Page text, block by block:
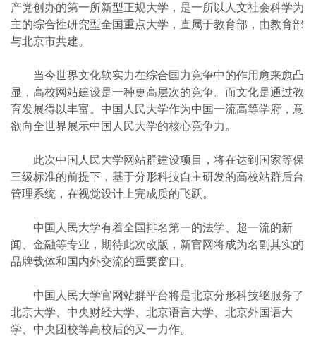
产党创办的第一所新型正规大学，是一所以人文社会科学为
主的综合性研究型全国重点大学，直属于教育部，由教育部
与北京市共建。
当今世界文化软实力在综合国力竞争中的作用愈来愈凸
显，高校网站建设是一种更高层次的竞争。而文化是通过教
育发展得以丰富。中国人民大学作为中国一流高等学府，意
欲向全世界展示中国人民大学的核心竞争力。
此次中国人民大学网站群建设项目，将在达到国家等保
三级标准的前提下，基于分形科技自主研发的高校站群后台
管理系统，在视觉设计上完成质的飞跃。
中国人民大学有着全国排名第一的法学、超一流的新
闻、金融等专业，期待此次改版，新官网将成为名副其实的
品牌载体和国内外交流的重要窗口。
中国人民大学官网站群平台将是北京分形科技继服务了
北京大学、中央财经大学、北京语言大学、北京外国语大
学、中央团校等高校后的又一力作。